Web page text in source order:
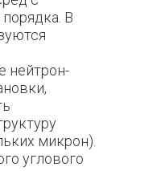
В
нейтрон-
микрон).
углового